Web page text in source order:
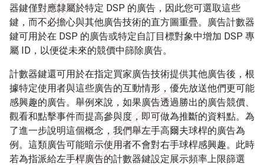
器鍵僅對應隸屬於特定 DSP 的廣告，因此您可選取這些
鍵，而不必擔心與其他廣告技術的直方圖重疊。廣告計數器
鍵可用於在 DSP 的廣告或特定自訂目標對象中增加 DSP 專
屬 ID，以便從未來的競價中篩除廣告。
計數器鍵還可用於在指定買家廣告技術提供其他廣告後，根
據特定使用者與這些廣告的互動情形，優先放送他們更可能
感興趣的廣告。舉例來說，如果廣告透過勝出的廣告競價、
觀看和點擊事件而提高參與度，即可做為推斷的資料點。為
了進一步說明這個概念，我們舉左手高爾夫球桿的廣告為
例。這類廣告可能暗示使用者不會對右手球桿感興趣。此時
若為指派給左手桿廣告的計數器鍵設定展示頻率上限篩選